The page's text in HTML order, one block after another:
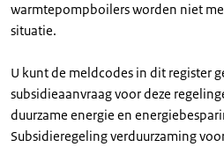
warmtepompboilers worden niet
situatie.
U kunt de meldcodes in dit register
subsidieaanvraag voor deze
duurzame energie en
Subsidieregeling verduurzaming